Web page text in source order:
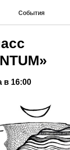
События
в 16:00